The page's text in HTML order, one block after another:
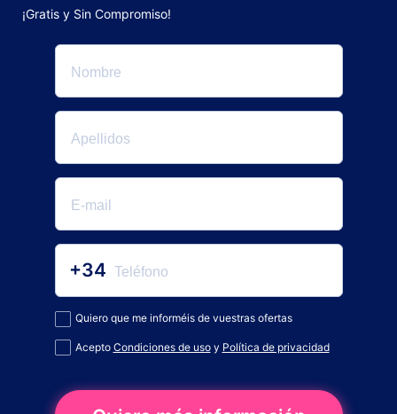
¡Gratis y Sin Compromiso!
+34
Quiero que me informéis de vuestras ofertas
Acepto Condiciones de usoy Política de privacidad